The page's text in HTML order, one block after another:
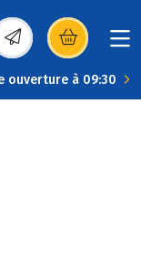
dans une
ouverture à 09:30